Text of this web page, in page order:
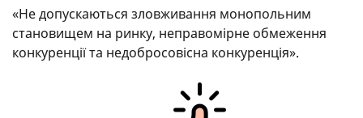
«Не допускаються зловживання монопольним
становищем на ринку, неправомірне обмеження
конкуренції та недобросовісна конкуренція».